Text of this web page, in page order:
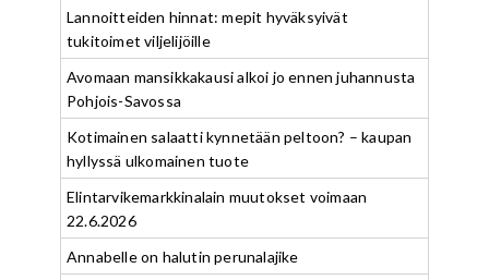
Lannoitteiden hinnat: mepit hyväksyivät
tukitoimet viljelijöille
Avomaan mansikkakausi alkoi jo ennen juhannusta
Pohjois-Savossa
Kotimainen salaatti kynnetään peltoon? – kaupan
hyllyssä ulkomainen tuote
Elintarvikemarkkinalain muutokset voimaan
22.6.2026
Annabelle on halutin perunalajike